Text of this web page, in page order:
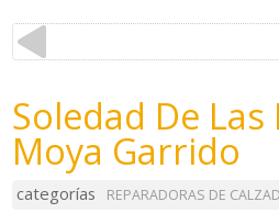
Soledad De
Moya Garrido
categorías
REPARADORAS DE